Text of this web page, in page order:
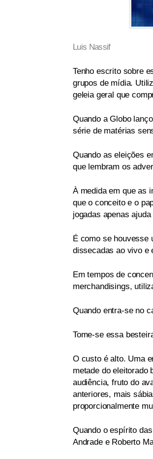
Luis Nassif
Tenho escrito sobre
grupos de mídia.
geleia geral que
Quando a Globo
série de matérias
Quando as eleições
que lembram os
À medida em que as
que o conceito e o
jogadas apenas
É como se houvesse
dissecadas ao vivo e
Em tempos de
merchandisings,
Quando entra-se no
Tome-se essa
O custo é alto. Uma
metade do eleitorado
audiência, fruto do
anteriores, mais
proporcionalmente
Quando o espírito
Andrade e Roberto